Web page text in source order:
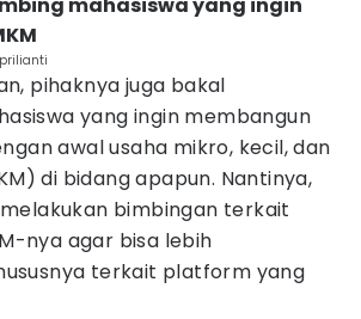
pihaknya juga bakal
yang ingin membangun
awal usaha mikro, kecil, dan
di bidang apapun. Nantinya,
bimbingan terkait
nya agar bisa lebih
terkait platform yang